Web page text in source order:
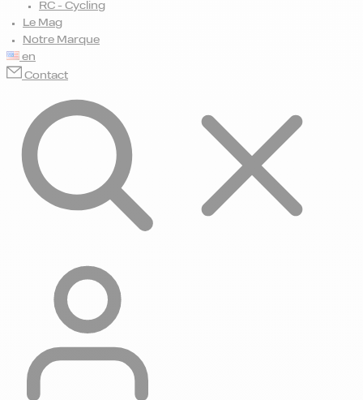
RC - Cycling
Le Mag
Notre Marque
en
Contact